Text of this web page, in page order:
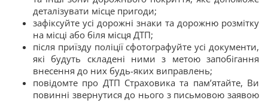
деталізувати місце пригоди;
зафіксуйте усі дорожні знаки та дорожню розмітку
на місці або біля місця ДТП;
після приїзду поліції сфотографуйте усі документи,
які будуть складені ними з метою запобігання
внесення до них будь-яких виправлень;
повідомте про ДТП Страховика та пам’ятайте, Ви
повинні звернутися до нього з письмовою заявою